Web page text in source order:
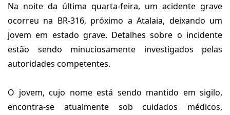
Na noite da última quarta-feira, um acidente grave
ocorreu na BR-316, próximo a Atalaia, deixando um
jovem em estado grave. Detalhes sobre o incidente
estão sendo minuciosamente investigados pelas
autoridades competentes.
O jovem, cujo nome está sendo mantido em sigilo,
encontra-se atualmente sob cuidados médicos,